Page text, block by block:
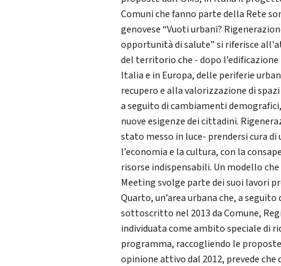
Comuni che fanno parte della Rete
genovese “Vuoti urbani?
opportunità di salute” si riferisce
del territorio che - dopo
Italia e in Europa, delle periferie
recupero e alla valorizzazione di
a seguito di cambiamenti
nuove esigenze dei cittadini.
stato messo in luce- prendersi cura
l’economia e la cultura, con la
risorse indispensabili. Un modello
Meeting svolge parte dei suoi lavori
Quarto, un’area urbana che, a
sottoscritto nel 2013 da Comune,
individuata come ambito speciale di
programma, raccogliendo le
opinione attivo dal 2012, prevede che